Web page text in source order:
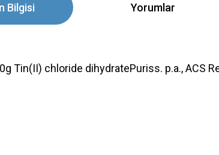
Bilgisi Yorumlar
Tin(II) chloride dihydratePuriss. p.a., ACS